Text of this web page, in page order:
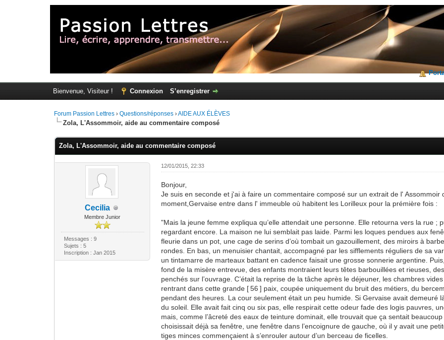
Bienvenue, Visiteur ! Connexion S’enregistrer
Forum Passion Lettres ›Questions/réponses ›AIDE AUX ÉLÈVES
Zola, L'Assommoir, aide au commentaire composé
Zola, L'Assommoir, aide au commentaire composé
Cecilia
Membre Junior
Messages : 9
Sujets : 5
Inscription : Jan 2015
12/01/2015, 22:33
Bonjour,
Je suis en seconde et j'ai à faire un commentaire composé sur un extrait de l'
moment,Gervaise entre dans l' immeuble où habitent les Lorilleux pour la prémière fois :
"Mais la jeune femme expliqua qu’elle attendait une personne. Elle retourna vers la rue ;
regardant encore. La maison ne lui semblait pas laide. Parmi les loques pendues aux
fleurie dans un pot, une cage de serins d’où tombait un gazouillement, des miroirs à
rondes. En bas, un menuisier chantait, accompagné par les sifflements réguliers de sa
un tintamarre de marteaux battant en cadence faisait une grosse sonnerie argentine.
fond de la misère entrevue, des enfants montraient leurs têtes barbouillées et rieuses,
penchés sur l’ouvrage. C’était la reprise de la tâche après le déjeuner, les chambres
rentrant dans cette grande [ 56 ] paix, coupée uniquement du bruit des métiers, du
pendant des heures. La cour seulement était un peu humide. Si Gervaise avait demeuré
du soleil. Elle avait fait cinq ou six pas, elle respirait cette odeur fade des logis pauvres,
mais, comme l’âcreté des eaux de teinture dominait, elle trouvait que ça sentait
choisissait déjà sa fenêtre, une fenêtre dans l’encoignure de gauche, où il y avait une
tiges minces commençaient à s’enrouler autour d’un berceau de ficelles.